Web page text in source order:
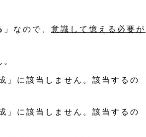
」なので、 意識して憶える必要が
」に該当しません。該当するの
」に該当しません。該当するの